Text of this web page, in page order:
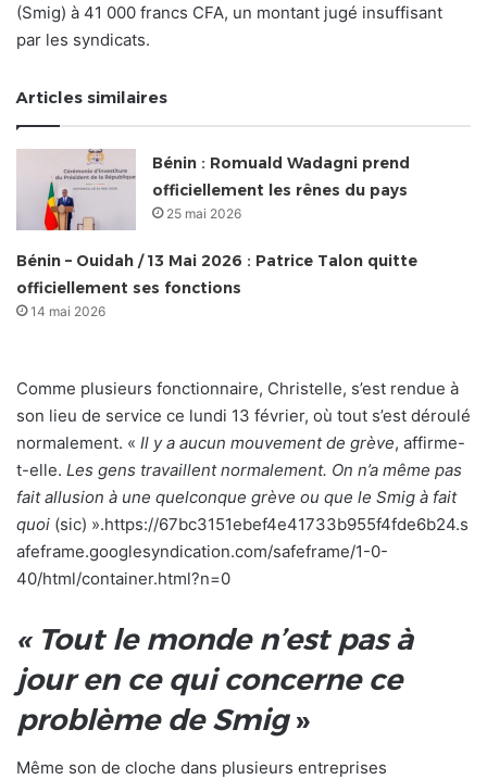
(Smig) à 41 000 francs CFA, un montant jugé insuffisant
par les syndicats.
Articles similaires
Bénin : Romuald Wadagni prend
officiellement les rênes du pays
25 mai 2026
Bénin – Ouidah / 13 Mai 2026 : Patrice Talon quitte
officiellement ses fonctions
14 mai 2026
Comme plusieurs fonctionnaire, Christelle, s’est rendue à
son lieu de service ce lundi 13 février, où tout s’est déroulé
normalement. « Il y a aucun mouvement de grève, affirme-
t-elle. Les gens travaillent normalement. On n’a même pas
fait allusion à une quelconque grève ou que le Smig à fait
quoi (sic) ».https://67bc3151ebef4e41733b955f4fde6b24.s
afeframe.googlesyndication.com/safeframe/1-0-
40/html/container.html?n=0
« Tout le monde n’est pas à
jour en ce qui concerne ce
problème de Smig»
Même son de cloche dans plusieurs entreprises